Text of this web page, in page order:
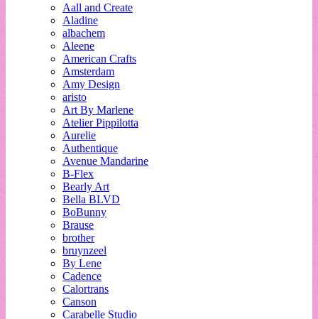
Aall and Create
Aladine
albachem
Aleene
American Crafts
Amsterdam
Amy Design
aristo
Art By Marlene
Atelier Pippilotta
Aurelie
Authentique
Avenue Mandarine
B-Flex
Bearly Art
Bella BLVD
BoBunny
Brause
brother
bruynzeel
By Lene
Cadence
Calortrans
Canson
Carabelle Studio